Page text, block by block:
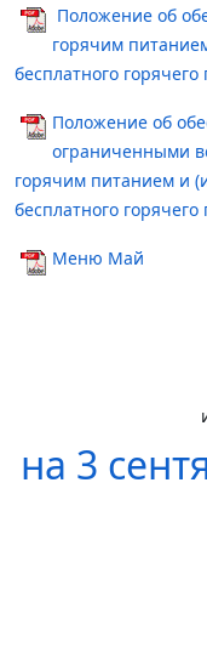
Положение об
горячим
бесплатного
Положение об
ограниченными
горячим питанием и
бесплатного
Меню Май
на 3